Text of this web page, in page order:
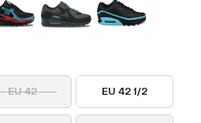
EU 42 EU 42 1/2